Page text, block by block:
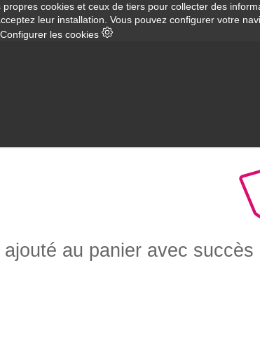
propres cookies et ceux de tiers pour collecter des
leur installation. Vous pouvez configurer votre
Configurer les cookies
ajouté au panier avec succès